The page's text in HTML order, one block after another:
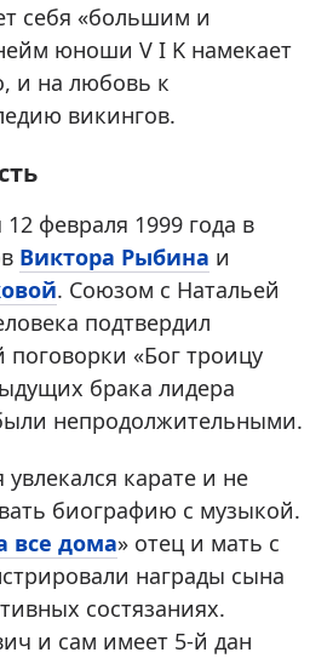
себя «большим и
юноши V I K намекает
и на любовь к
викингов.
февраля 1999 года в
Виктора Рыбина и
. Союзом с Натальей
подтвердил
поговорки «Бог троицу
брака лидера
непродолжительными.
увлекался карате и не
биографию с музыкой.
все дома» отец и мать с
награды сына
состязаниях.
и сам имеет 5-й дан